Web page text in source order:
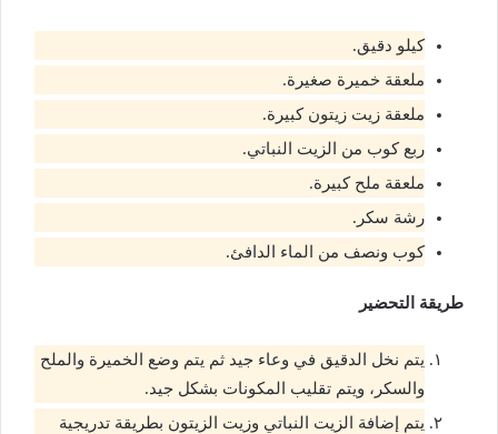
كيلو دقيق.
ملعقة خميرة صغيرة.
ملعقة زيت زيتون كبيرة.
ربع كوب من الزيت النباتي.
ملعقة ملح كبيرة.
رشة سكر.
كوب ونصف من الماء الدافئ.
طريقة التحضير
يتم نخل الدقيق في وعاء جيد ثم يتم وضع الخميرة والملح
والسكر، ويتم تقليب المكونات بشكل جيد.
يتم إضافة الزيت النباتي وزيت الزيتون بطريقة تدريجية